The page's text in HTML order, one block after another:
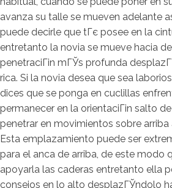
avanza su talle se mueven adelante
puede decirle que tГє posee en la
entretanto la novia se mueve hacia
penetraciГіn mГЎs profunda
rica. Si la novia desea que sea
dices que se ponga en cuclillas
permanecer en la orientaciГіn salto
penetrar en movimientos sobre
Esta emplazamiento puede ser
para el anca de arriba, de este modo
apoyarla las caderas entretanto ella
consejos en lo alto desplazГЎndolo